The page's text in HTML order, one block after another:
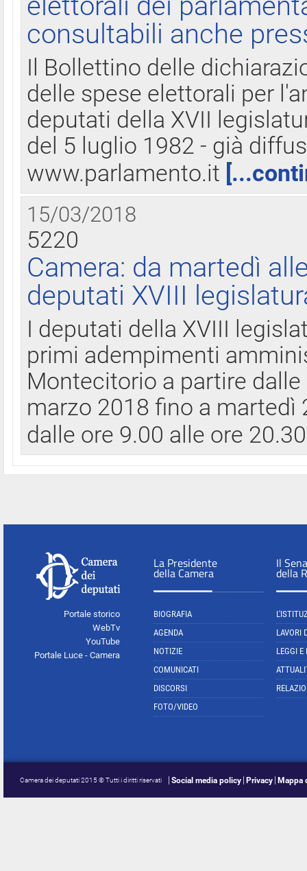
consultabili anche
Il Bollettino delle
delle spese elettorali per
deputati della XVII
del 5 luglio 1982 - già
www.parlamento.it
15/03/2018
5220
Camera: da martedì
deputati XVIII
I deputati della XVIII
primi adempimenti
Montecitorio a partire
marzo 2018 fino a
dalle ore 9.00 alle ore
Portale storico
WebTv
YouTube
Portale Luce - Camera
La Presidente
della Camera
BIOGRAFIA
AGENDA
NOTIZIE
COMUNICATI
DISCORSI
FOTO/VIDEO
Il
della
LAVORI
LEGGI E
Camera dei deputati 2015 © Tutti i diritti riservati Social media policy Privacy Mappa